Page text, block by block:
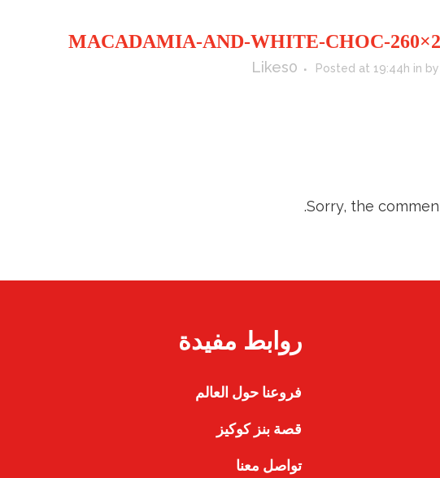
Posted at 19:44h in by
0
Likes
Sorry, the
روابط مفيدة
فروعنا حول العالم
قصة بنز كوكيز
تواصل معنا